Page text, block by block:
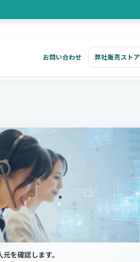
お問い合わせ 弊社販売ストア
を確認します。